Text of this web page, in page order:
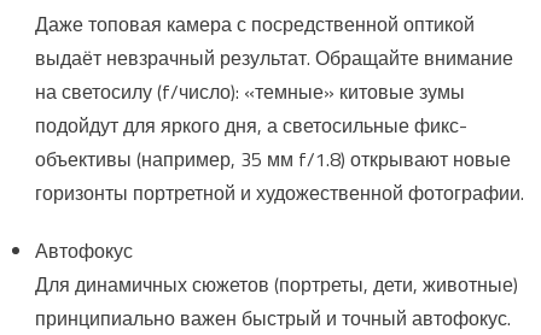
Даже топовая камера с посредственной оптикой
выдаёт невзрачный результат. Обращайте внимание
на светосилу (f/число): «темные» китовые зумы
подойдут для яркого дня, а светосильные фикс-
объективы (например, 35 мм f/1.8) открывают новые
горизонты портретной и художественной фотографии.
Автофокус
Для динамичных сюжетов (портреты, дети, животные)
принципиально важен быстрый и точный автофокус.